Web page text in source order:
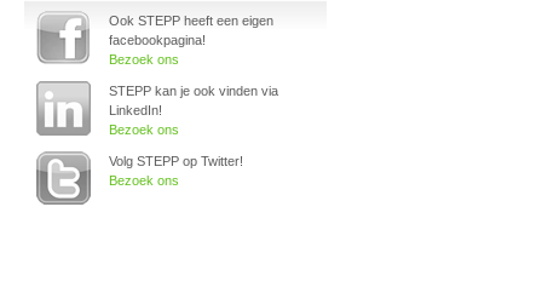
Ook STEPP heeft een eigen
facebookpagina!
Bezoek ons
STEPP kan je ook vinden via
LinkedIn!
Bezoek ons
Volg STEPP op Twitter!
Bezoek ons